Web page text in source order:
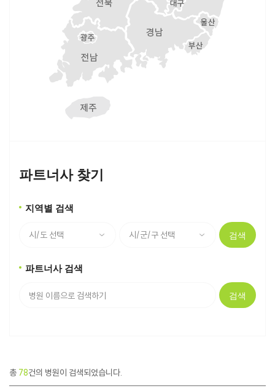
파트너사 찾기
지역별 검색
검색
파트너사 검색
검색
총 78건의 병원이 검색되었습니다.